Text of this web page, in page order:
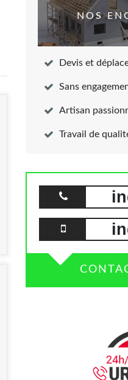
NOS
Devis et
Sans
Artisan
Travail de